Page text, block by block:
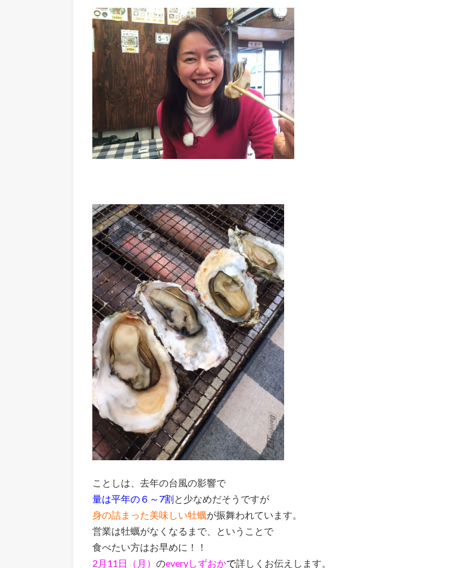
ことしは、去年の台風の影響で
量は平年の６～7割 と少なめだそうですが
身の詰まった美味しい牡蠣が振舞われています。
営業は牡蠣がなくなるまで、ということで
食べたい方はお早めに！！
2月11日（月） のeveryしずおかで詳しくお伝えします。